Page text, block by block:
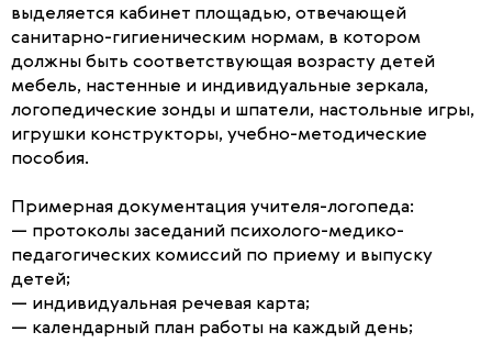
выделяется кабинет площадью, отвечающей
санитарно-гигиеническим нормам, в котором
должны быть соответствующая возрасту детей
мебель, настенные и индивидуальные зеркала,
логопедические зонды и шпатели, настольные игры,
игрушки конструкторы, учебно-методические
пособия.
Примерная документация учителя-логопеда:
— протоколы заседаний психолого-медико-
педагогических комиссий по приему и выпуску
детей;
— индивидуальная речевая карта;
— календарный план работы на каждый день;